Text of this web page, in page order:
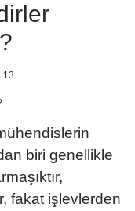
biri genellikle
fakat işlevlerden